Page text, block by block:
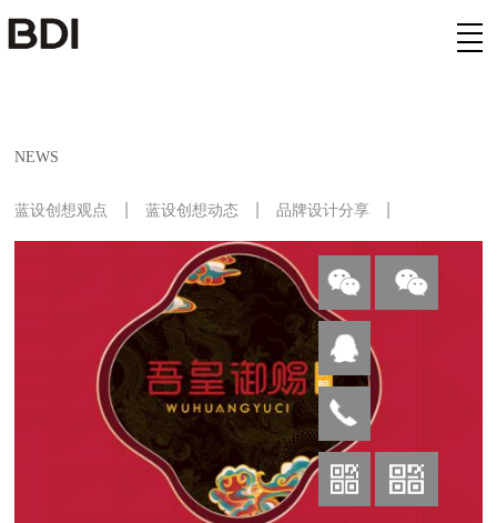
欢迎来到公赌船jcjc710(中国)股份有限公司
NEWS
蓝设创想观点 | 蓝设创想动态 | 品牌设计分享 |